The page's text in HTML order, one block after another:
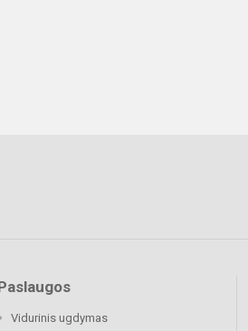
Vidurinis ugdymas